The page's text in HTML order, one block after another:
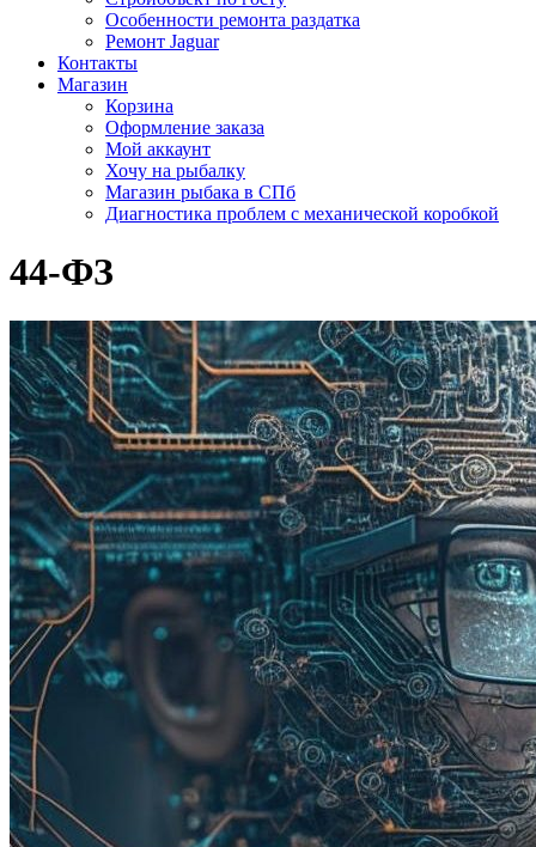
Особенности ремонта раздатка
Ремонт Jaguar
Контакты
Магазин
Корзина
Оформление заказа
Мой аккаунт
Хочу на рыбалку
Магазин рыбака в СПб
Диагностика проблем с механической коробкой
44-ФЗ